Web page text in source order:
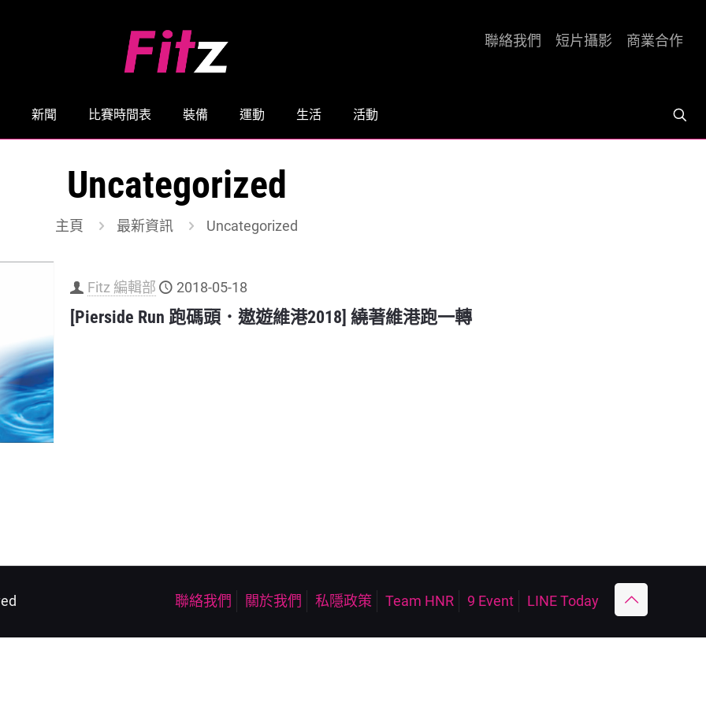
新聞 比賽時間表 裝備 運動 生活 活動
聯絡我們 短片攝影 商業合作
Uncategorized
主頁 最新資訊 Uncategorized
Fitz 編輯部 2018-05-18
[Pierside Run 跑碼頭．遨遊維港2018] 繞著維港跑一轉
聯絡我們 關於我們 私隱政策 Team HNR 9 Event LINE Today